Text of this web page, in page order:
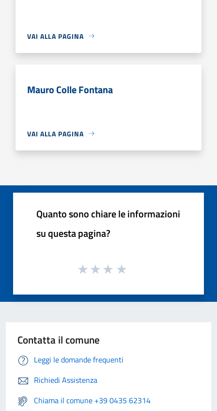
VAI ALLA PAGINA
Mauro Colle Fontana
VAI ALLA PAGINA
Quanto sono chiare le informazioni
su questa pagina?
Contatta il comune
Leggi le domande frequenti
Richiedi Assistenza
Chiama il comune +39 0435 62314